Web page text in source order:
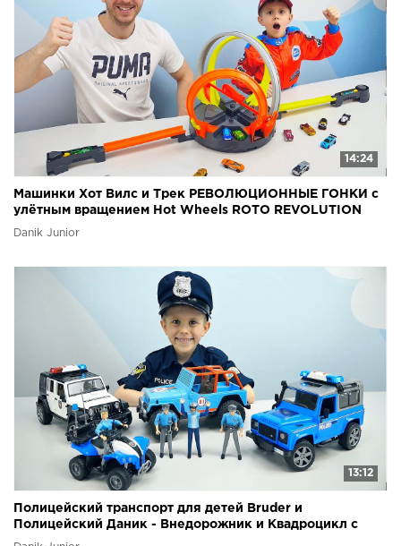
14:24
Машинки Хот Вилс и Трек РЕВОЛЮЦИОННЫЕ ГОНКИ с
улётным вращением Hot Wheels ROTO REVOLUTION
Danik Junior
13:12
Полицейский транспорт для детей Bruder и
Полицейский Даник - Внедорожник и Квадроцикл с
Фигурками